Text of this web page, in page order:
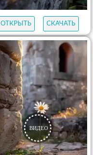
ОТКРЫТЬ СКАЧАТЬ